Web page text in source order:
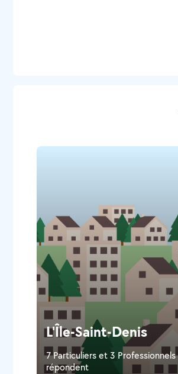
L'Île-Saint-Denis
7 Particuliers et 3 Professionnels
répondent